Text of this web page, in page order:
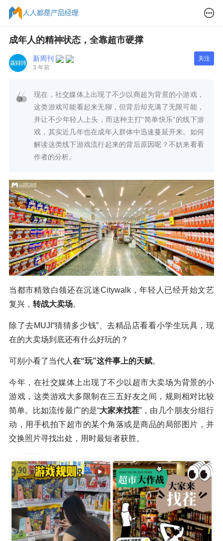
成年人的精神状态，全靠超市硬撑
新周刊
3 年前
关注
现在，社交媒体上出现了不少以商超为背景的小游戏，
这类游戏可能看起来无聊，但背后却充满了无限可能，
并让不少年轻人上头，而这种主打“简单快乐”的线下游
戏，其实近几年也在成年人群体中迅速蔓延开来。如何
解读这类线下游戏流行起来的背后原因呢？不妨来看看
作者的分析。
当都市精致白领还在沉迷Citywalk，年轻人已经开始文艺
复兴， 转战大卖场。
除了去MUJI“猜猜多少钱”、去精品店看看小学生玩具，现
在的大卖场到底还有什么好玩的？
可别小看了当代人 在“玩”这件事上的天赋。
今年，在社交媒体上出现了不少以超市大卖场为背景的小
游戏，这类游戏大多限制在三五好友之间，规则相对比较
简单。比如流传最广的是“大家来找茬”，由几个朋友分组行
动，用手机拍下超市的某个角落或是商品的局部图片，并
交换照片寻找出处，用时最短者获胜。